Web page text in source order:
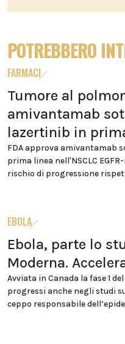
POTREBBERO
FARMACI
Tumore al
amivantamab
lazertinib in
FDA approva amivantamab
prima linea nell'NSCLC
rischio di progressione
EBOLA
Ebola, parte lo
Moderna.
Avviata in Canada la fase 1
progressi anche negli studi
ceppo responsabile